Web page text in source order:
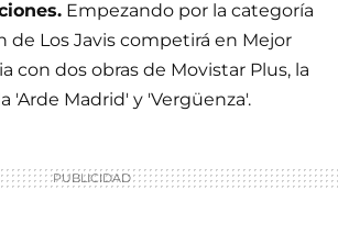
Empezando por la categoría
de Los Javis competirá en Mejor
con dos obras de Movistar Plus, la
'Arde Madrid' y 'Vergüenza'.